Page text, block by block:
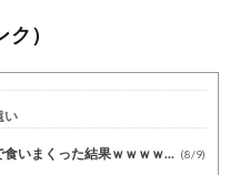
）
い
食いまくった結果ｗｗｗｗ... (8/9)